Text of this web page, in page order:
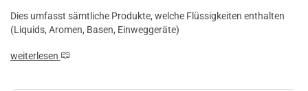
Dies umfasst sämtliche Produkte, welche Flüssigkeiten enthalten
(Liquids, Aromen, Basen, Einweggeräte)
weiterlesen